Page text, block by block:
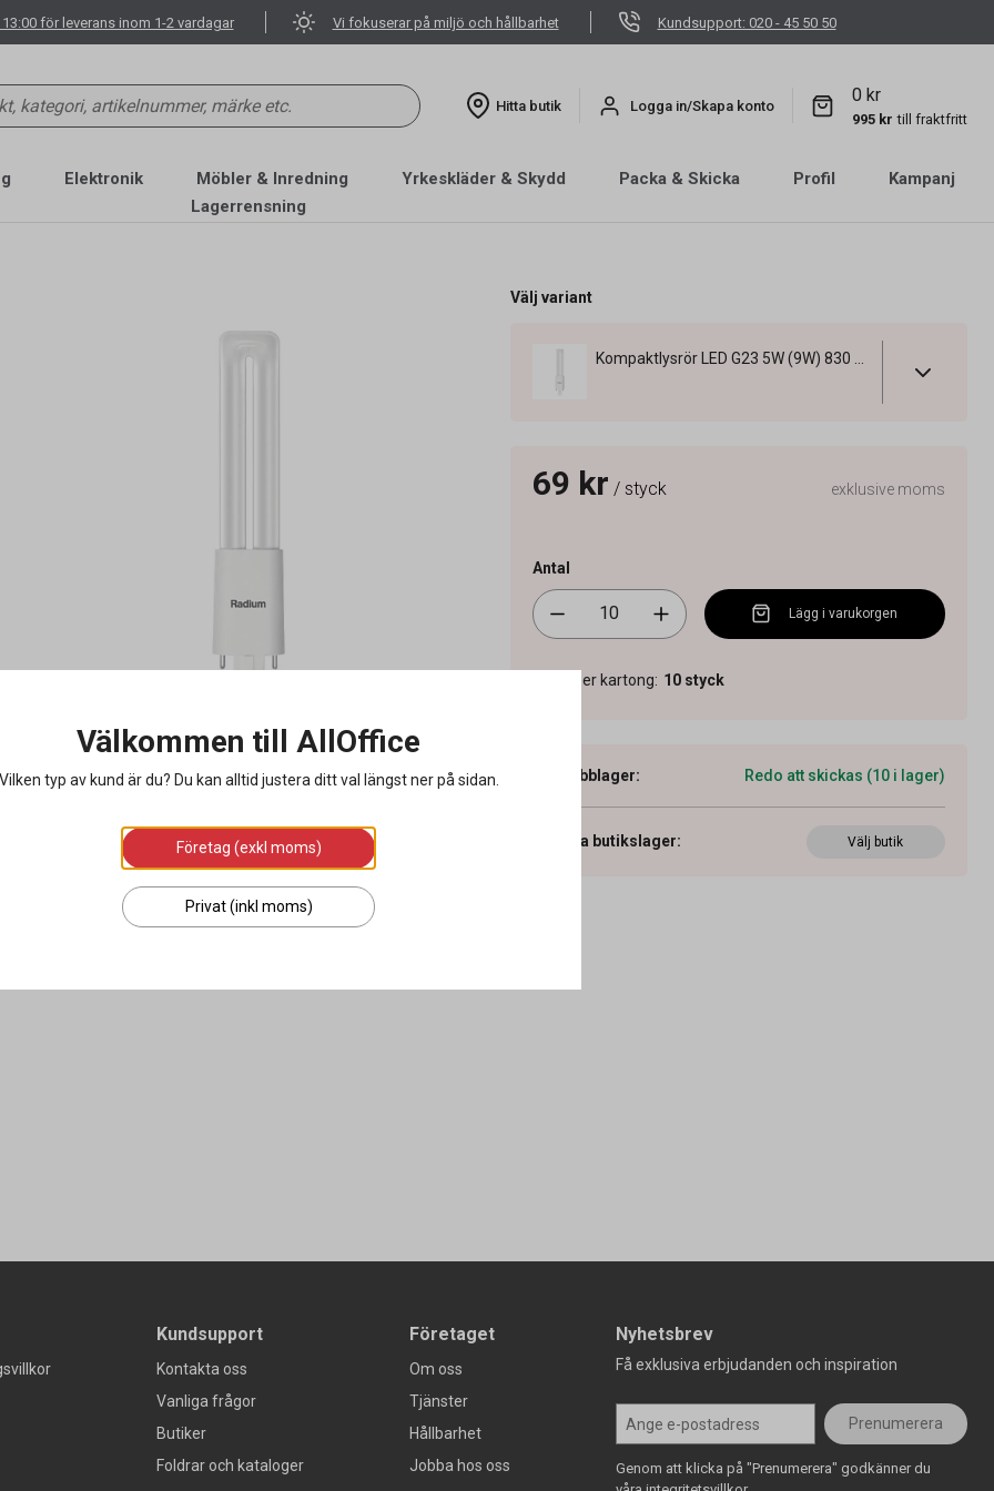
för leverans inom 1-2 vardagar Vi fokuserar på miljö och hållbarhet Kundsupport: 020 - 45 50 50
Hitta butik Logga in/Skapa konto
0 kr
995 kr till fraktfritt
Elektronik Möbler & Inredning Yrkeskläder & Skydd Packa & Skicka Profil
Kampanj
Lagerrensning
Välj variant
69 kr / styck exklusive moms
Antal
Lägg i varukorgen
Antal per kartong: 10 styck
Webblager: Redo att skickas (10 i lager)
Visa butikslager: Välj butik
Kundsupport
Kontakta oss
Vanliga frågor
Butiker
Foldrar och kataloger
Företaget
Om oss
Tjänster
Hållbarhet
Jobba hos oss
Nyhetsbrev
Få exklusiva erbjudanden och inspiration
Prenumerera
Genom att klicka på "Prenumerera" godkänner du
Välkommen till AllOffice
Vilken typ av kund är du? Du kan alltid justera ditt val längst ner på sidan.
Företag (exkl moms)
Privat (inkl moms)